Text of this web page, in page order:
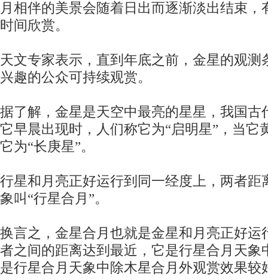
月相伴的美景会随着日出而逐渐淡出结束，
时间欣赏。
天文专家表示，直到年底之前，金星的观测
兴趣的公众可持续观赏。
据了解，金星是天空中最亮的星星，我国古
它早晨出现时，人们称它为“启明星”，当它
它为“长庚星”。
行星和月亮正好运行到同一经度上，两者距
象叫“行星合月”。
换言之，金星合月也就是金星和月亮正好运
者之间的距离达到最近，它是行星合月天象
是行星合月天象中除木星合月外观赏效果较